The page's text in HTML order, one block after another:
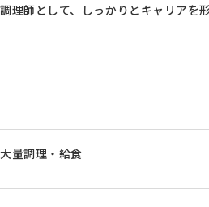
調理師として、しっかりとキャリアを
大量調理・給食